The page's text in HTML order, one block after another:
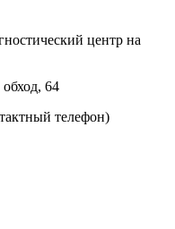
центр на
64
телефон)